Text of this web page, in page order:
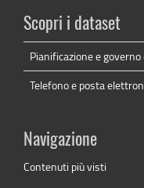
Scopri i dataset
Pianificazione e
Telefono e posta
Navigazione
Contenuti più visti